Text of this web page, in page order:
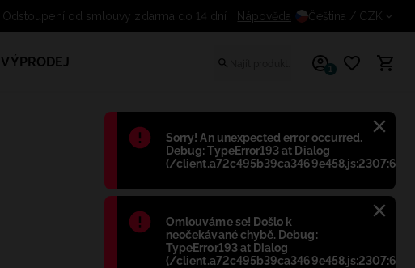
Błąd:
Sorry! An unexpected error occurred.
Debug: TypeError193 at Dialog
(/client.a72c495b39ca3469e458.js:2307:698)
Błąd:
Omlouváme se! Došlo k
neočekávané chybě. Debug:
TypeError193 at Dialog
(/client.a72c495b39ca3469e458.js:2307:698)
Odstoupení od smlouvy zdarma do 14 dní
Nápověda Čeština / CZK
VÝPRODEJ 1